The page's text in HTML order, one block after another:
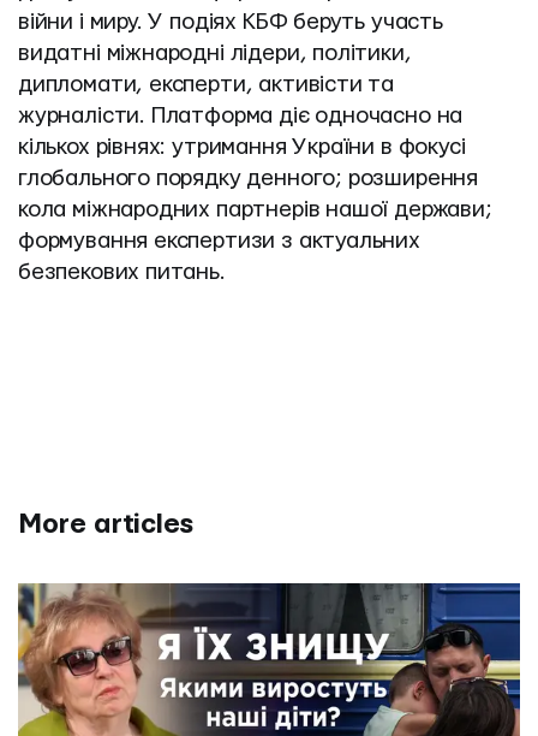
війни і миру. У подіях КБФ беруть участь
видатні міжнародні лідери, політики,
дипломати, експерти, активісти та
журналісти. Платформа діє одночасно на
кількох рівнях: утримання України в фокусі
глобального порядку денного; розширення
кола міжнародних партнерів нашої держави;
формування експертизи з актуальних
безпекових питань.
More articles